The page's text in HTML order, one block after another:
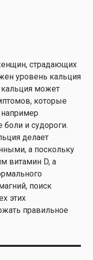
страдающих
уровень кальция
кальция может
которые
и судороги.
делает
а поскольку
витамин D, а
поиск
этих
правильное